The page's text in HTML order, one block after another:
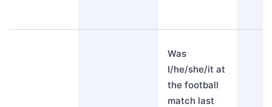
Was
I/he/she/it at
the football
match last